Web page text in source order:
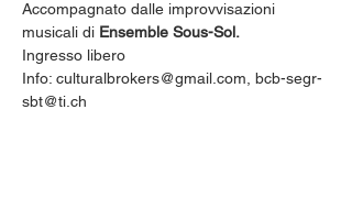
Accompagnato dalle improvvisazioni
musicali di Ensemble Sous-Sol.
Ingresso libero
Info: culturalbrokers@gmail.com, bcb-segr-
sbt@ti.ch